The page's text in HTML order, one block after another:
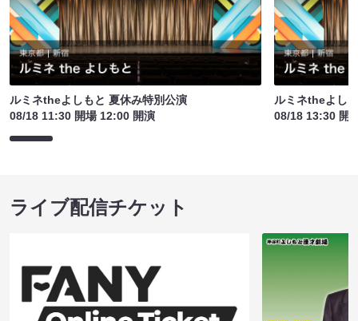
ルミネtheよしもと 夏休み特別公演
08/18 11:30 開場 12:00 開演
ルミネtheよし
08/18 13:30 開
ライブ配信チケット